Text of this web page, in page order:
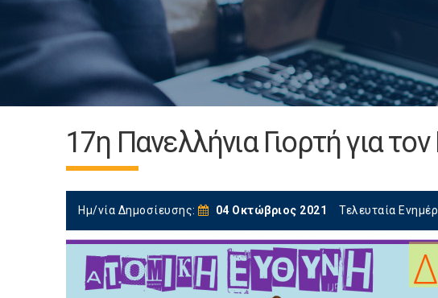
17η Πανελλήνια Γιορτή για
Ημ/νία Δημοσίευσης: 04 Οκτώβριος 2021 Τελευταία